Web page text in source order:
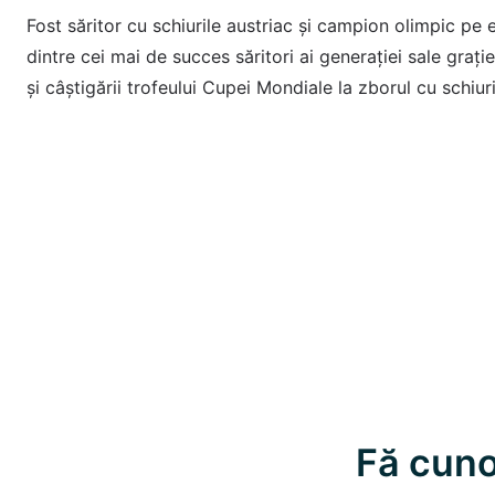
Fost săritor cu schiurile austriac și campion olimpic pe
dintre cei mai de succes săritori ai generației sale
și câștigării trofeului Cupei Mondiale la zborul cu
Fă